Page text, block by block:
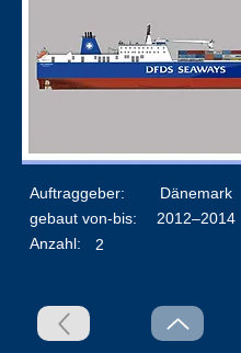
Auftraggeber:
​gebaut von-bis:
Anzahl:
Dänemark
2012–2014
2